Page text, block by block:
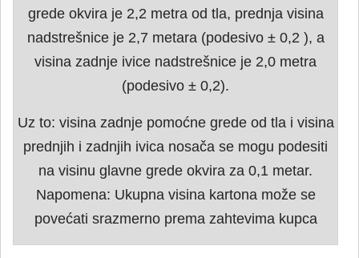
grede okvira je 2,2 metra od tla, prednja visina
nadstrešnice je 2,7 metara (podesivo ± 0,2 ), a
visina zadnje ivice nadstrešnice je 2,0 metra
(podesivo ± 0,2).
Uz to: visina zadnje pomoćne grede od tla i visina
prednjih i zadnjih ivica nosača se mogu podesiti
na visinu glavne grede okvira za 0,1 metar.
Napomena: Ukupna visina kartona može se
povećati srazmerno prema zahtevima kupca